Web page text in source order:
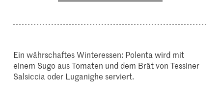
Ein währschaftes Winteressen: Polenta wird mit
einem Sugo aus Tomaten und dem Brät von Tessiner
Salsiccia oder Luganighe serviert.